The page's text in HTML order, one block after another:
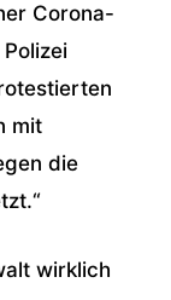
Corona-
mit
die
wirklich